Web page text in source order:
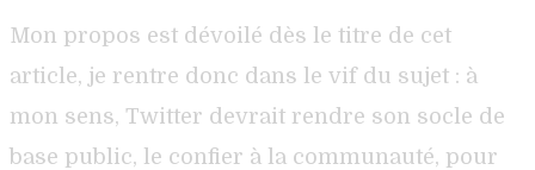
Mon propos est dévoilé dès le titre de cet
article, je rentre donc dans le vif du sujet : à
mon sens, Twitter devrait rendre son socle de
base public, le confier à la communauté, pour